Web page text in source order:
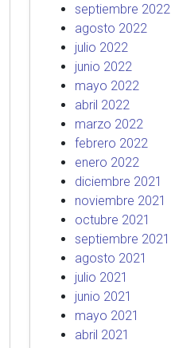
septiembre 2022
agosto 2022
julio 2022
junio 2022
mayo 2022
abril 2022
marzo 2022
febrero 2022
enero 2022
diciembre 2021
noviembre 2021
octubre 2021
septiembre 2021
agosto 2021
julio 2021
junio 2021
mayo 2021
abril 2021